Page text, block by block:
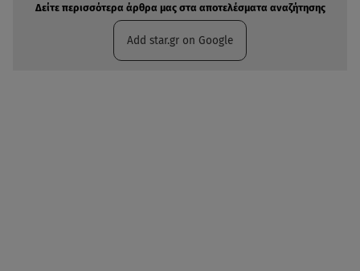
Δείτε περισσότερα άρθρα μας στα αποτελέσματα αναζήτησης
Add star.gr on Google